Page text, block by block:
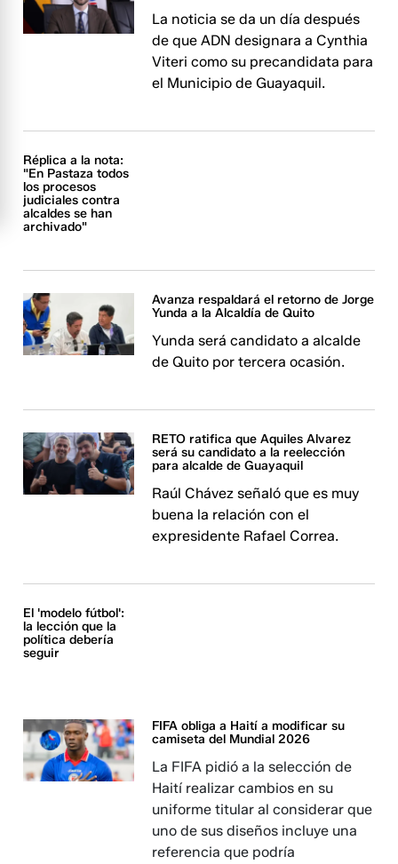
La noticia se da un día después
de que ADN designara a Cynthia
Viteri como su precandidata para
el Municipio de Guayaquil.
Réplica a la nota:
"En Pastaza todos
los procesos
judiciales contra
alcaldes se han
archivado"
Avanza respaldará el retorno de Jorge
Yunda a la Alcaldía de Quito
Yunda será candidato a alcalde
de Quito por tercera ocasión.
RETO ratifica que Aquiles Alvarez
será su candidato a la reelección
para alcalde de Guayaquil
Raúl Chávez señaló que es muy
buena la relación con el
expresidente Rafael Correa.
El 'modelo fútbol':
la lección que la
política debería
seguir
FIFA obliga a Haití a modificar su
camiseta del Mundial 2026
La FIFA pidió a la selección de
Haití realizar cambios en su
uniforme titular al considerar que
uno de sus diseños incluye una
referencia que podría